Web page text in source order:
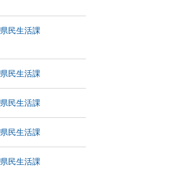
県民生活課
県民生活課
県民生活課
県民生活課
県民生活課